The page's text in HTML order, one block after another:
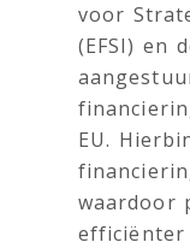
voor
(EFSI) en
EU.
waardoor
efficiënter